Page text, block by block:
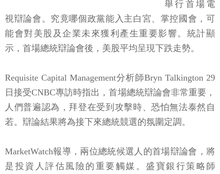
舉行首場電
視辯論會。究竟哪個政黨能入主白宮、掌控國會，可
能會對美股及企業未來獲利產生重要影響。統計顯
示，首場總統辯論會後，美股平均呈現下跌走勢。
Requisite Capital Management分析師Bryn Talkington 29
日接受CNBC專訪時指出，首場總統辯論會非常重要，
人們普遍認為，拜登在受到攻擊時、恐怕無法泰然自
若。辯論結果將為接下來總統競選的氛圍定調。
MarketWatch報導，兩位總統候選人的首場辯論會，將
是投資人評估風險的重要觸媒。盛寶銀行策略師